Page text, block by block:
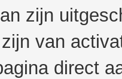
zijn
van
direct